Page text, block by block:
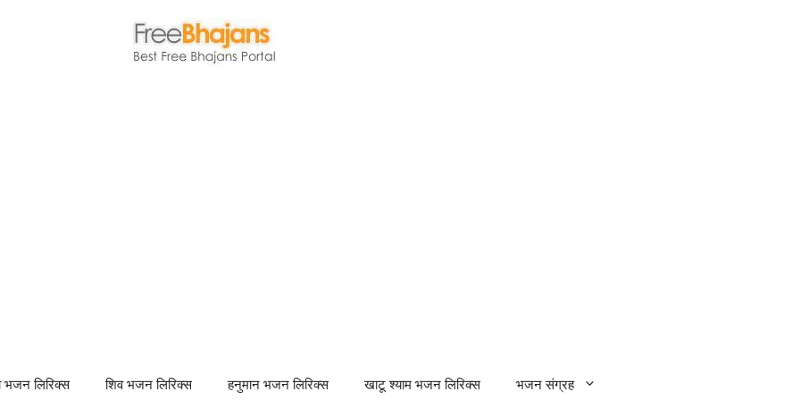
भजन लिरिक्स शिव भजन लिरिक्स हनुमान भजन लिरिक्स खाटू श्याम भजन लिरिक्स भजन संग्रह